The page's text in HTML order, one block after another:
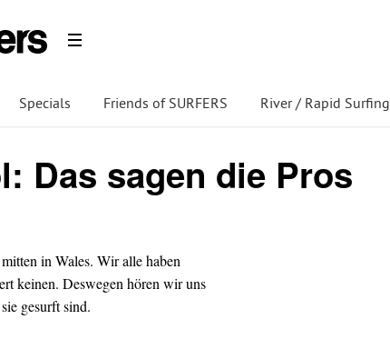
Specials Friends of SURFERS River / Rapid Surfing
Das sagen die Pros
in Wales. Wir alle haben
keinen. Deswegen hören wir uns
gesurft sind.